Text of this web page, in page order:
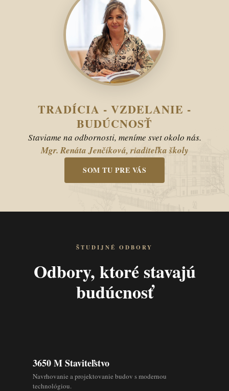
TRADÍCIA - VZDELANIE -
BUDÚCNOSŤ
Staviame na odbornosti, meníme svet okolo nás.
Mgr. Renáta Jenčíková, riaditeľka školy
SOM TU PRE VÁS
ŠTUDIJNÉ ODBORY
Odbory, ktoré stavajú
budúcnosť
3650 M Staviteľstvo
Navrhovanie a projektovanie budov s modernou
technológiou.